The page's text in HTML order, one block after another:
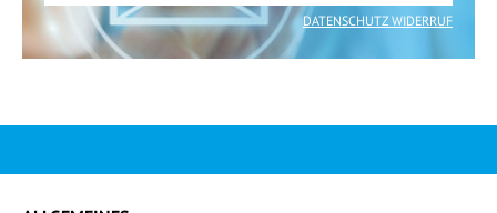
DATENSCHUTZ WIDERRUF